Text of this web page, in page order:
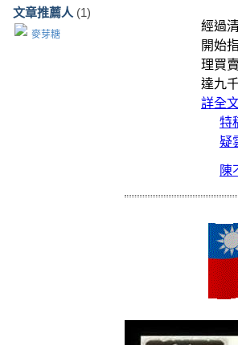
文章推薦人 (1)
麥芽糖
經過
開始
理買
達九
詳全
特
疑
陳